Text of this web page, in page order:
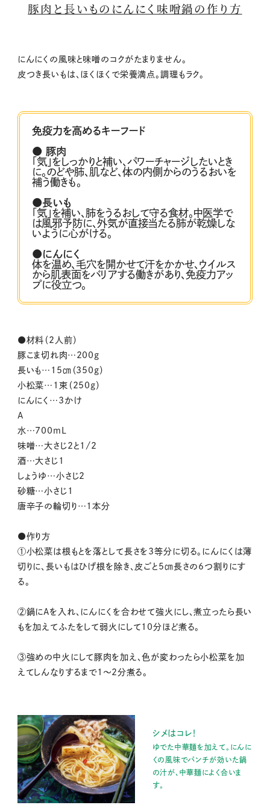
e
豚肉と長いものにんにく味噌鍋の作り方
にんにくの風味と味噌のコクがたまりません。
皮つき長いもは、ほくほくで栄養満点。調理もラク。
免疫力を高めるキーフード
● 豚肉
「気」をしっかりと補い、パワーチャージしたいとき
に。のどや肺、肌など、体の内側からのうるおいを
補う働きも。
●長いも
「気」を補い、肺をうるおして守る食材。中医学で
は風邪予防に、外気が直接当たる肺が乾燥しな
いように心がける。
●にんにく
体を温め、毛穴を開かせて汗をかかせ、ウイルス
から肌表面をバリアする働きがあり、免疫力アッ
プに役立つ。
●材料（2人前）
豚こま切れ肉…200ｇ
長いも…15㎝（350ｇ）
小松菜…1束（250ｇ）
にんにく…3かけ
A
水…700mL
味噌…大さじ2と1/2
酒…大さじ1
しょうゆ…小さじ2
砂糖…小さじ1
唐辛子の輪切り…1本分
●作り方
①小松菜は根もとを落として長さを3等分に切る。にんにくは薄
切りに、長いもはひげ根を除き、皮ごと5㎝長さの6つ割りにす
る。
②鍋にAを入れ、にんにくを合わせて強火にし、煮立ったら長い
もを加えてふたをして弱火にして10分ほど煮る。
③強めの中火にして豚肉を加え、色が変わったら小松菜を加
えてしんなりするまで1～2分煮る。
シメはコレ！
ゆでた中華麺を加えて。にんに
くの風味でパンチが効いた鍋
の汁が、中華麺によく合いま
す。